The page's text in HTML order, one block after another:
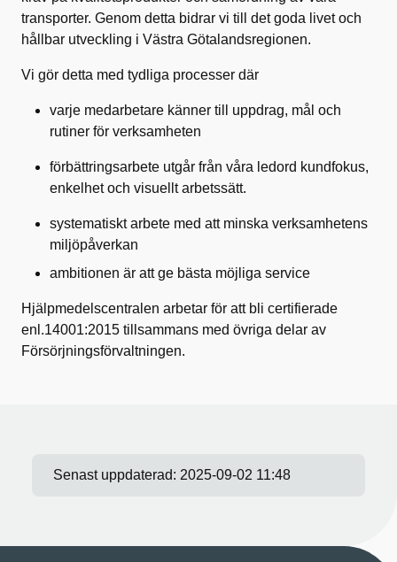
transporter. Genom detta bidrar vi till det goda livet och
hållbar utveckling i Västra Götalandsregionen.
Vi gör detta med tydliga processer där
varje medarbetare känner till uppdrag, mål och
rutiner för verksamheten
förbättringsarbete utgår från våra ledord kundfokus,
enkelhet och visuellt arbetssätt.
systematiskt arbete med att minska verksamhetens
miljöpåverkan
ambitionen är att ge bästa möjliga service
Hjälpmedelscentralen arbetar för att bli certifierade
enl.14001:2015 tillsammans med övriga delar av
Försörjningsförvaltningen.
Senast uppdaterad: 2025-09-02 11:48